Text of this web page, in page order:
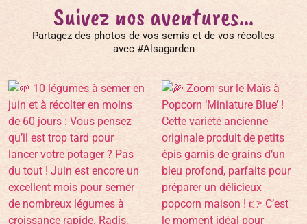
Suivez nos aventures...
Partagez des photos de vos semis et de vos récoltes
avec #Alsagarden